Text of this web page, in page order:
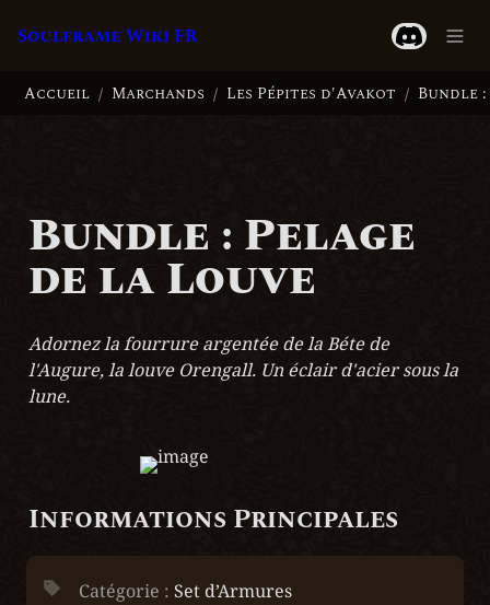
Soulframe Wiki FR
Accueil / Marchands / Les Pépites d'Avakot /
Bundle : Pelage
de la Louve
Adornez la fourrure argentée de la Béte de
l'Augure, la louve Orengall. Un éclair d'acier sous la
lune.
Informations Principales
Catégorie : Set d’Armures